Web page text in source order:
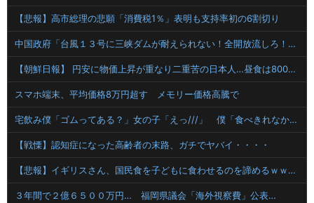
【悲報】高市総理の悲願「消費税1％」表明も支持率初の6割切り
中国政府「台風１３号に三峡ダムが耐えられない！全開放流しろ！」⇒ 下流域の街が壊滅状態ｗｗｗｗｗ
【朝鮮日報】 円安に物価上昇が重なり二重苦の日本人…昼食は800円の弁当、花火大会も相次ぎ中止
スマホ端末、平均価格8万円超す メモリー価格高騰で
宅飲み僕「ゴムってある？」女の子「えっ///」 僕「食べきれなかったお菓子輪ゴムで縛りたくて」女の子「⋯あ、そ、そっか///」
【戦慄】認知症になった高齢者の末路、ガチでヤバイ・・・・
【悲報】イギリスさん、国民食を子どもに食わせるのを諦めるｗｗｗｗｗｗｗ
３年間で２億６５００万円… 福岡県議会「海外視察費」公表…